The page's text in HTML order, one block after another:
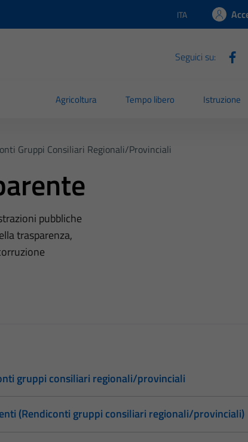
Lingua attiva:
ITA
Seguici su:
Agricoltura Tempo libero Istruzione
Gruppi Consiliari Regionali/provinciali
pubbliche
trasparenza,
gruppi consiliari regionali/provinciali
(Rendiconti gruppi consiliari regionali/provinciali)